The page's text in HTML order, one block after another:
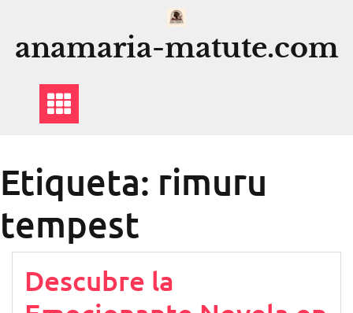
contenido
anamaria-matute.com
Etiqueta: rimuru
tempest
Descubre la